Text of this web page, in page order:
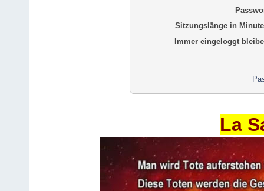
Sitzungslänge in
Immer eingeloggt
La